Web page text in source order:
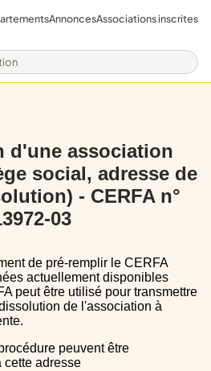
AnnoncesAssociations inscrites
d'une association
social, adresse de
- CERFA n°
03
actuellement disponibles
peut être utilisé pour transmettre
de l'association à
cette adresse